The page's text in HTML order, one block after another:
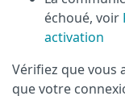
échoué, voir
activation
Vérifiez que vous
que votre